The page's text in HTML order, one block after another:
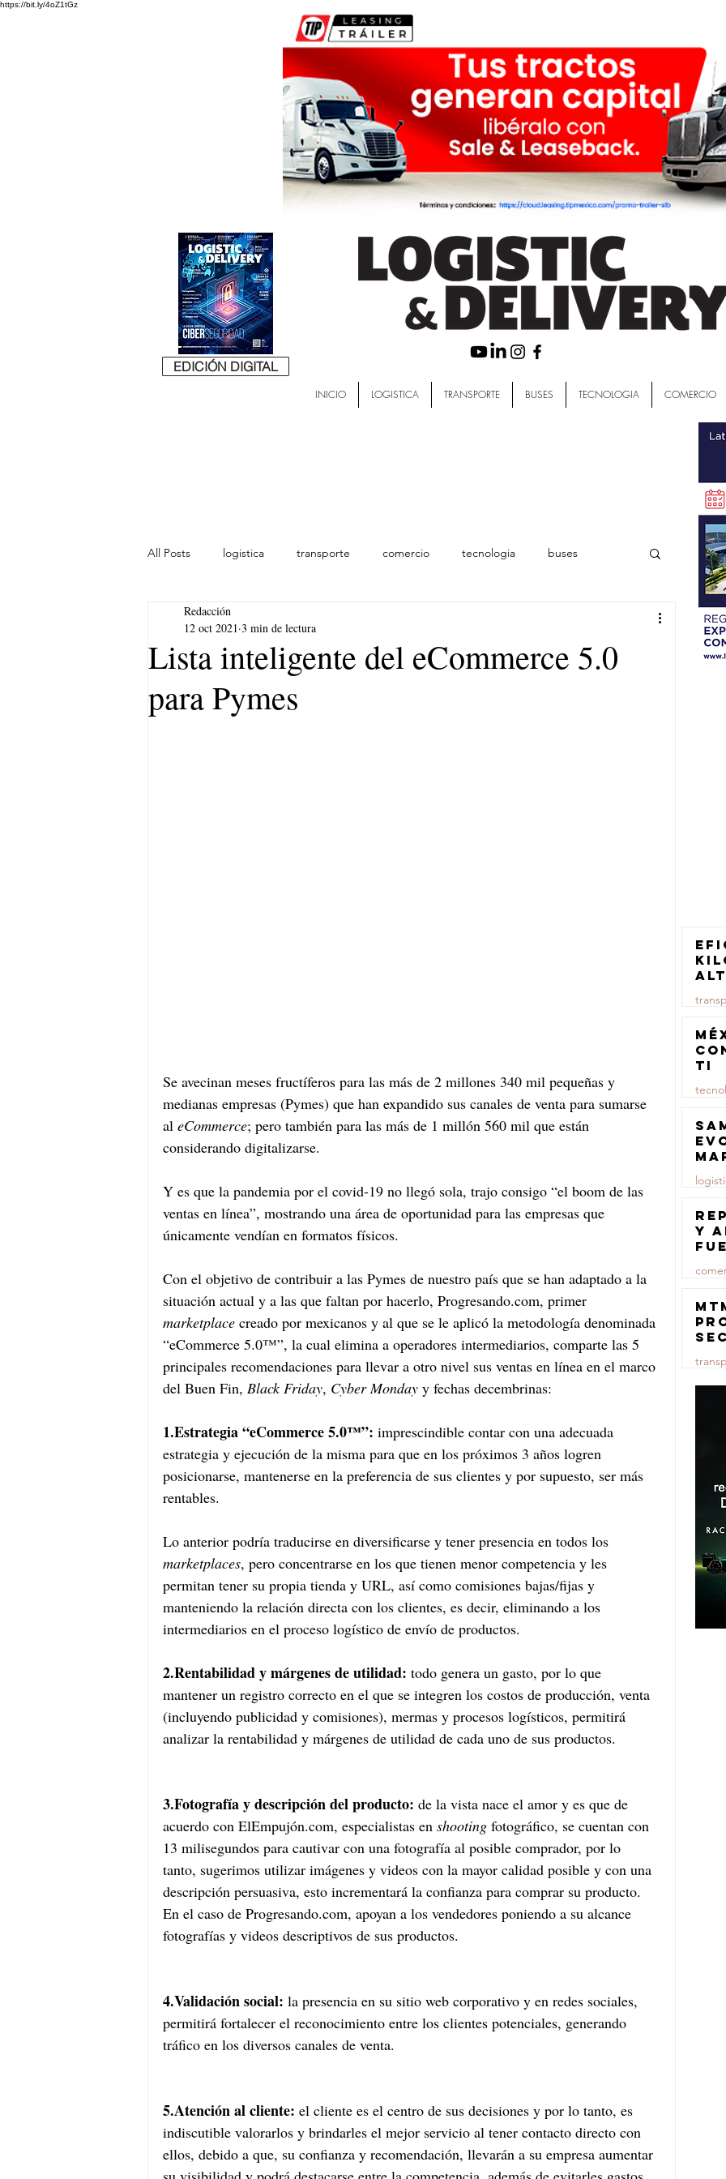
https://bit.ly/4oZ1tGz
EDICIÓN DIGITAL
INICIO LOGISTICA TRANSPORTE BUSES TECNOLOGIA COMERCIO
All Posts logistica transporte comercio tecnologia buses
lideres
Lista inteligente del eCommerce 5.0
para Pymes
Redacción
12 oct 2021 3 min de lectura
Se avecinan meses fructíferos para las más de 2 millones 340 mil pequeñas y
medianas empresas (Pymes) que han expandido sus canales de venta para sumarse
al eCommerce; pero también para las más de 1 millón 560 mil que están
considerando digitalizarse.
Y es que la pandemia por el covid-19 no llegó sola, trajo consigo “el boom de las
ventas en línea”, mostrando una área de oportunidad para las empresas que
únicamente vendían en formatos físicos.
Con el objetivo de contribuir a las Pymes de nuestro país que se han adaptado a la
situación actual y a las que faltan por hacerlo, Progresando.com, primer
marketplace creado por mexicanos y al que se le aplicó la metodología denominada
“eCommerce 5.0™”, la cual elimina a operadores intermediarios, comparte las 5
principales recomendaciones para llevar a otro nivel sus ventas en línea en el marco
del Buen Fin, Black Friday, Cyber Monday y fechas decembrinas:
1.Estrategia “eCommerce 5.0™”: imprescindible contar con una adecuada
estrategia y ejecución de la misma para que en los próximos 3 años logren
posicionarse, mantenerse en la preferencia de sus clientes y por supuesto, ser más
rentables.
Lo anterior podría traducirse en diversificarse y tener presencia en todos los
marketplaces, pero concentrarse en los que tienen menor competencia y les
permitan tener su propia tienda y URL, así como comisiones bajas/fijas y
manteniendo la relación directa con los clientes, es decir, eliminando a los
intermediarios en el proceso logístico de envío de productos.
2.Rentabilidad y márgenes de utilidad: todo genera un gasto, por lo que
mantener un registro correcto en el que se integren los costos de producción, venta
(incluyendo publicidad y comisiones), mermas y procesos logísticos, permitirá
analizar la rentabilidad y márgenes de utilidad de cada uno de sus productos.
3.Fotografía y descripción del producto: de la vista nace el amor y es que de
acuerdo con ElEmpujón.com, especialistas en shooting fotográfico, se cuentan con
13 milisegundos para cautivar con una fotografía al posible comprador, por lo
tanto, sugerimos utilizar imágenes y videos con la mayor calidad posible y con una
descripción persuasiva, esto incrementará la confianza para comprar su producto.
En el caso de Progresando.com, apoyan a los vendedores poniendo a su alcance
fotografías y videos descriptivos de sus productos.
4.Validación social: la presencia en su sitio web corporativo y en redes sociales,
permitirá fortalecer el reconocimiento entre los clientes potenciales, generando
tráfico en los diversos canales de venta.
5.Atención al cliente: el cliente es el centro de sus decisiones y por lo tanto, es
indiscutible valorarlos y brindarles el mejor servicio al tener contacto directo con
ellos, debido a que, su confianza y recomendación, llevarán a su empresa aumentar
23 jul
TI
23 jul
23 jul
y
23 jul